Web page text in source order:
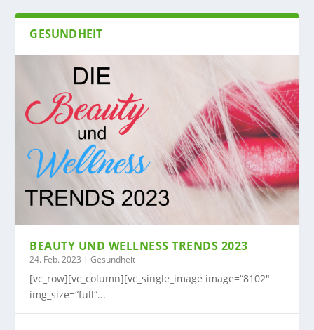
GESUNDHEIT
BEAUTY UND WELLNESS TRENDS 2023
24. Feb. 2023 |Gesundheit
[vc_row][vc_column][vc_single_image image=“8102″
img_size=“full“...